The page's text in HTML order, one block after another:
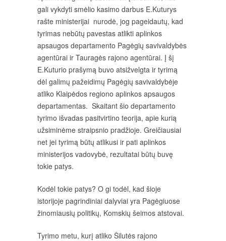
gali vykdyti smėlio kasimo darbus E.Kuturys
rašte ministerijai nurodė, jog pageidautų, kad
tyrimas nebūtų pavestas atlikti aplinkos
apsaugos departamento Pagėgių savivaldybės
agentūrai ir Tauragės rajono agentūrai. Į šį
E.Kuturio prašymą buvo atsižvelgta ir tyrimą
dėl galimų pažeidimų Pagėgių savivaldybėje
atliko Klaipėdos regiono aplinkos apsaugos
departamentas. Skaitant šio departamento
tyrimo išvadas pasitvirtino teorija, apie kurią
užsiminėme straipsnio pradžioje. Greičiausiai
net jei tyrimą būtų atlikusi ir pati aplinkos
ministerijos vadovybė, rezultatai būtų buvę
tokie patys.
Kodėl tokie patys? O gi todėl, kad šioje
istorijoje pagrindiniai dalyviai yra Pagėgiuose
žinomiausių politikų, Komskių šeimos atstovai.
Tyrimo metu, kurį atliko Šilutės rajono